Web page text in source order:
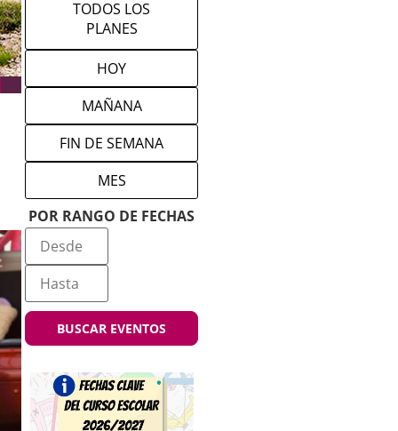
TODOS LOS
PLANES
HOY
MAÑANA
FIN DE SEMANA
MES
POR RANGO DE FECHAS
BUSCAR EVENTOS